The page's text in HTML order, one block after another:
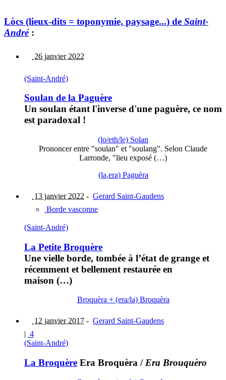
Lòcs (lieux-dits = toponymie, paysage...) de Saint-
André:
26 janvier 2022
(Saint-André)
Soulan de la Paguère
Un soulan étant l'inverse d'une paguère, ce nom
est paradoxal !
(lo/eth/le) Solan
Prononcer entre "soulan" et "soulang". Selon Claude
Larronde, "lieu exposé (…)
(la,era) Paguèra
13 janvier 2022 - Gerard Saint-Gaudens
Borde vasconne
(Saint-André)
La Petite Broquère
Une vielle borde, tombée à l’état de grange et
récemment et bellement restaurée en
maison (…)
Broquèra + (era/la) Broquèra
12 janvier 2017 - Gerard Saint-Gaudens
| 4
(Saint-André)
La Broquère Era Broquèra / Era Brouquèro